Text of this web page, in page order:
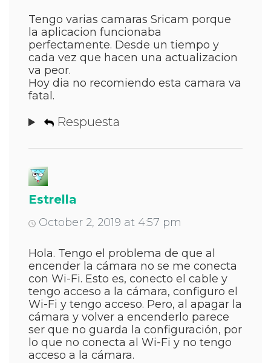
Tengo varias camaras Sricam porque
la aplicacion funcionaba
perfectamente. Desde un tiempo y
cada vez que hacen una actualizacion
va peor.
Hoy dia no recomiendo esta camara va
fatal.
Respuesta
Estrella
October 2, 2019 at 4:57 pm
Hola. Tengo el problema de que al
encender la cámara no se me conecta
con Wi-Fi. Esto es, conecto el cable y
tengo acceso a la cámara, configuro el
Wi-Fi y tengo acceso. Pero, al apagar la
cámara y volver a encenderlo parece
ser que no guarda la configuración, por
lo que no conecta al Wi-Fi y no tengo
acceso a la cámara.